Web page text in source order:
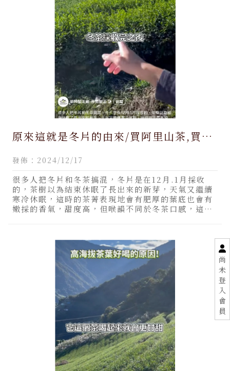
尚
未
登
入
會
員
原來這就是冬片的由來/買阿里山茶,買阿
山茶推薦
發佈：2024/12/17
很多人把冬片和冬茶搞混，冬片是在12月.1月採收
的，茶樹以為結束休眠了長出來的新芽，天氣又繼續
寒冷休眠，這時的茶菁表現地會有肥厚的葉底也會有
嫩採的香氣，甜度高，但喉韻不同於冬茶口感，這就